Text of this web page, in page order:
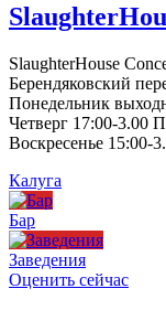
SlaughterHouse
Берендяковский
Понедельник
Четверг 17:00-3.00
Воскресенье 15:00-
Калуга
Бар
Заведения
Оценить сейчас